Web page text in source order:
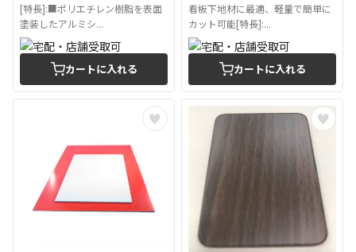
[特長]:■ポリエチレン樹脂を表面
塗装したアルミシ...
カートに入れる
看板下地材に最適、軽量で簡単に
カット可能[特長]:...
カートに入れる